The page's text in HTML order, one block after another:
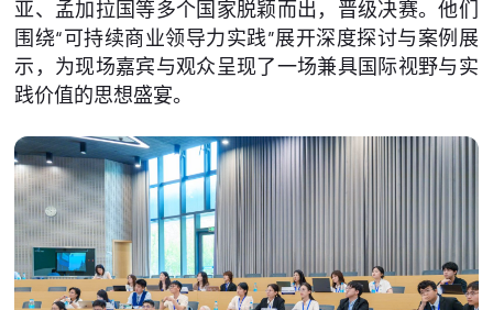
亚、孟加拉国等多个国家脱颖而出，晋级决赛。他们
围绕“可持续商业领导力实践”展开深度探讨与案例展
示，为现场嘉宾与观众呈现了一场兼具国际视野与实
践价值的思想盛宴。